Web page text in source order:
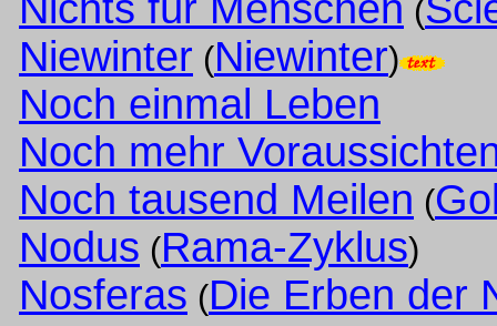
(
Niewinter (Niewinter)
Noch einmal Leben
Noch mehr
Noch tausend Meilen (
Nodus (Rama-Zyklus)
Nosferas (Die Erben der